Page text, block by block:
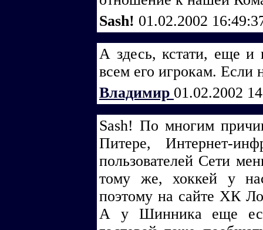
Sash! 01.02.2002
А здесь, кстати, еще и
всем его игрокам. Если
Владимир 01.02.2002
Sash! По многим
Питере, Интернет-
пользователей Сети
тому же, хоккей у
поэтому на сайте ХК
А у Шинника еще